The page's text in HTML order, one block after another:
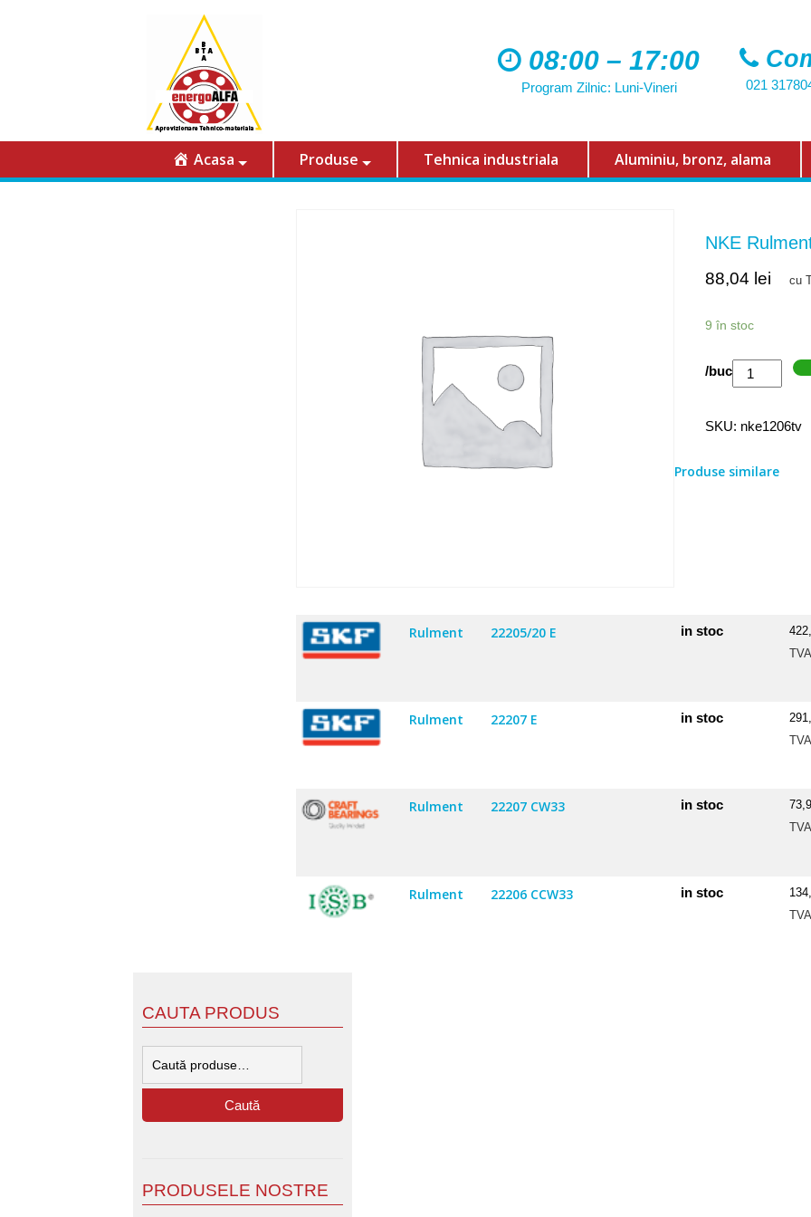
08:00 – 17:00
Program Zilnic: Luni-Vineri 021
Acasa Produse Tehnica industriala Aluminiu, bronz, alama
NKE
88,04 lei cu
9 în stoc
Cantitate
NKE
/buc
SKU: nke1206tv
Produse similare
Rulment 22205/20 E in stoc
TVA
Rulment 22207 E in stoc
TVA
Rulment 22207 CW33 in stoc
TVA
Rulment 22206 CCW33 in stoc
TVA
CAUTA PRODUS
Caută
PRODUSELE NOSTRE